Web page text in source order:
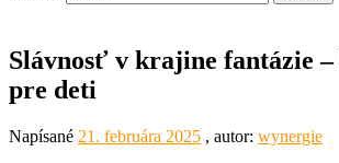
Slávnosť v krajine fantázie
pre deti
Napísané 21. februára 2025 , autor: wynergie